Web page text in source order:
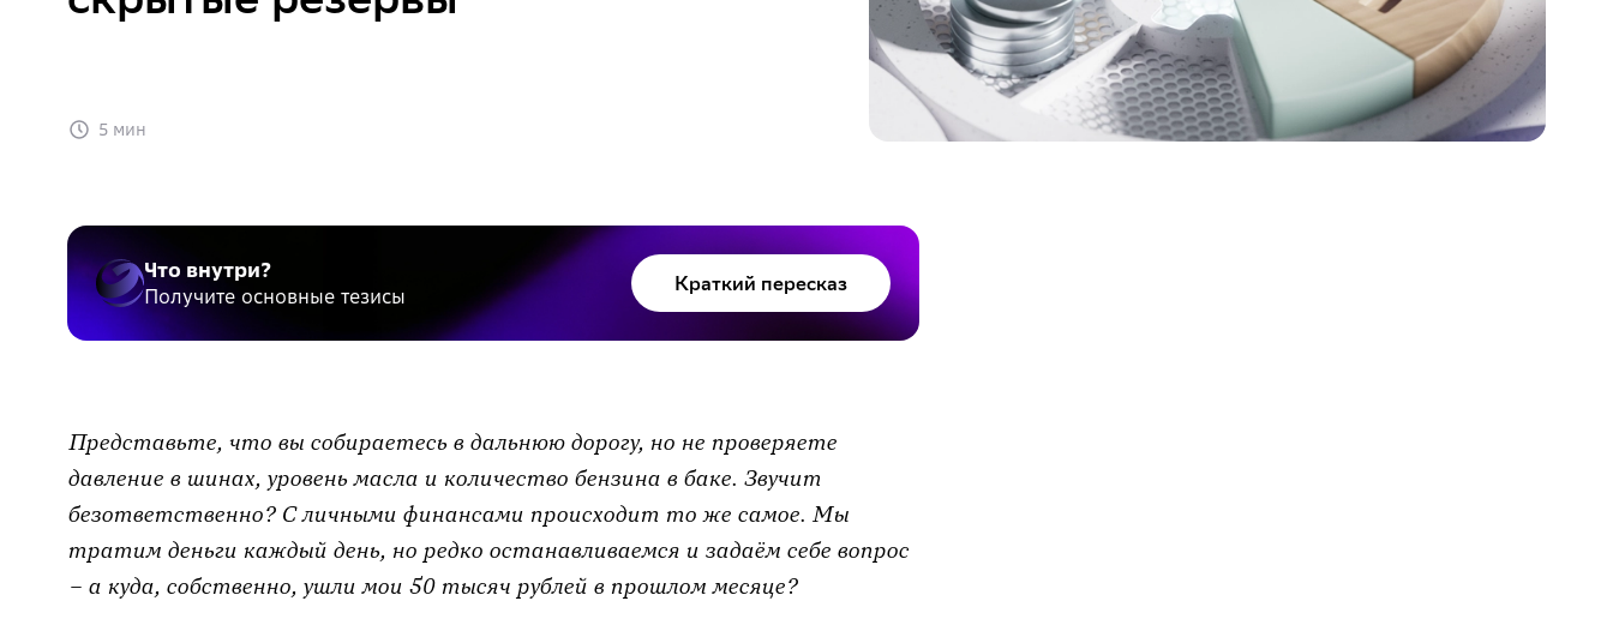
5 мин
Что внутри?
Получите основные тезисы
Краткий пересказ
Представьте, что вы собираетесь в дальнюю дорогу, но не проверяете
давление в шинах, уровень масла и количество бензина в баке. Звучит
безответственно? С личными финансами происходит то же самое. Мы
тратим деньги каждый день, но редко останавливаемся и задаём себе вопрос
– а куда, собственно, ушли мои 50 тысяч рублей в прошлом месяце?